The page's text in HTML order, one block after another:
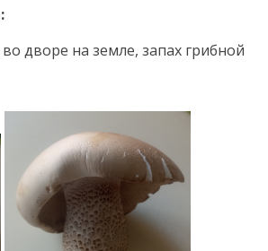
во дворе на земле, запах грибной